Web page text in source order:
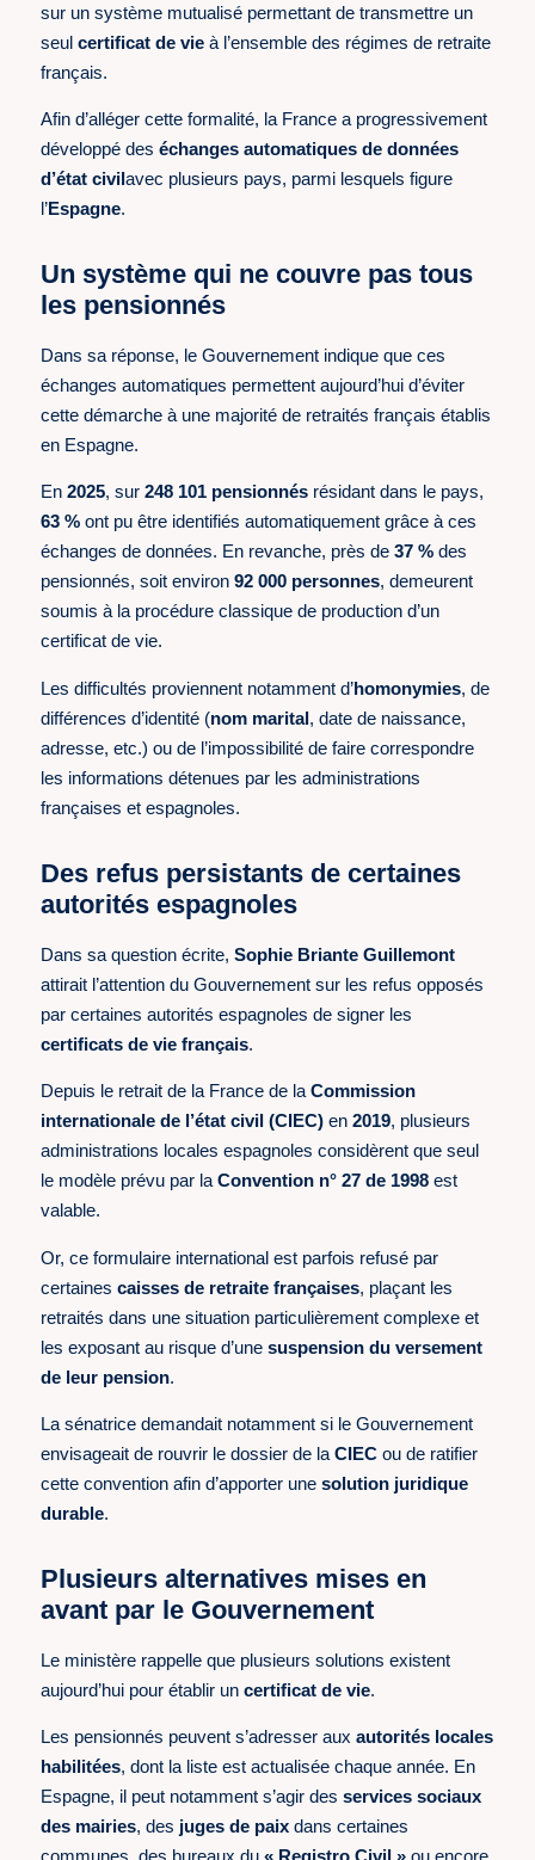
sur un système mutualisé permettant de transmettre un
seulcertificat de vie à l’ensemble des régimes de retraite
français.
Afin d’alléger cette formalité, la France a progressivement
développé deséchanges automatiques de données
d’état civilavec plusieurs pays, parmi lesquels figure
l’Espagne.
Un système qui ne couvre pas tous
les pensionnés
Dans sa réponse, le Gouvernement indique que ces
échanges automatiques permettent aujourd’hui d’éviter
cette démarche à une majorité de retraités français établis
en Espagne.
En2025, sur248 101 pensionnés résidant dans le pays,
63 % ont pu être identifiés automatiquement grâce à ces
échanges de données. En revanche, près de37 % des
pensionnés, soit environ92 000 personnes, demeurent
soumis à la procédure classique de production d’un
certificat de vie.
Les difficultés proviennent notamment d’homonymies, de
différences d’identité (nom marital, date de naissance,
adresse, etc.) ou de l’impossibilité de faire correspondre
les informations détenues par les administrations
françaises et espagnoles.
Des refus persistants de certaines
autorités espagnoles
Dans sa question écrite,Sophie Briante Guillemont
attirait l’attention du Gouvernement sur les refus opposés
par certaines autorités espagnoles de signer les
certificats de vie français.
Depuis le retrait de la France de laCommission
internationale de l’état civil (CIEC) en2019, plusieurs
administrations locales espagnoles considèrent que seul
le modèle prévu par laConvention n° 27 de 1998 est
valable.
Or, ce formulaire international est parfois refusé par
certainescaisses de retraite françaises, plaçant les
retraités dans une situation particulièrement complexe et
les exposant au risque d’unesuspension du versement
de leur pension.
La sénatrice demandait notamment si le Gouvernement
envisageait de rouvrir le dossier de laCIEC ou de ratifier
cette convention afin d’apporter unesolution juridique
durable.
Plusieurs alternatives mises en
avant par le Gouvernement
Le ministère rappelle que plusieurs solutions existent
aujourd’hui pour établir uncertificat de vie.
Les pensionnés peuvent s’adresser auxautorités locales
habilitées, dont la liste est actualisée chaque année. En
Espagne, il peut notamment s’agir desservices sociaux
des mairies, des juges de paix dans certaines